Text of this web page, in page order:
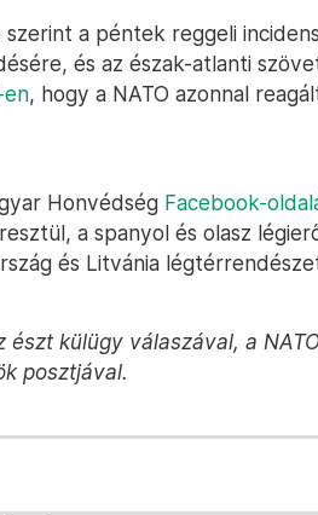
szerint a péntek reggeli
és az észak-atlanti
en, hogy a NATO azonnal
Honvédség Facebook-
a spanyol és olasz
és Litvánia
észt külügy válaszával, a
posztjával.